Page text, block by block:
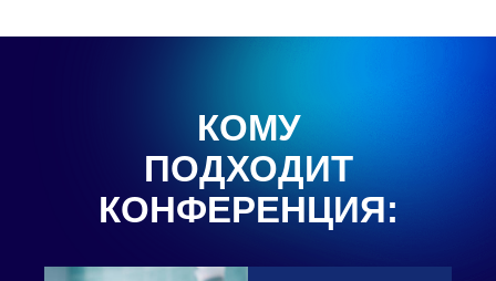
КОМУ
ПОДХОДИТ
КОНФЕРЕНЦИЯ: